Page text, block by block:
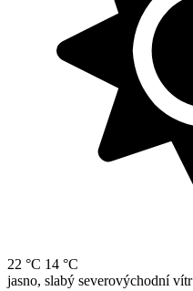
22 °C 14 °C
jasno, slabý severovýchodní vítr